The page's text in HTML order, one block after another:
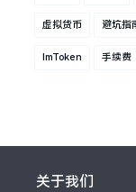
虚拟货币 避坑指
ImToken 手续费
关于我们